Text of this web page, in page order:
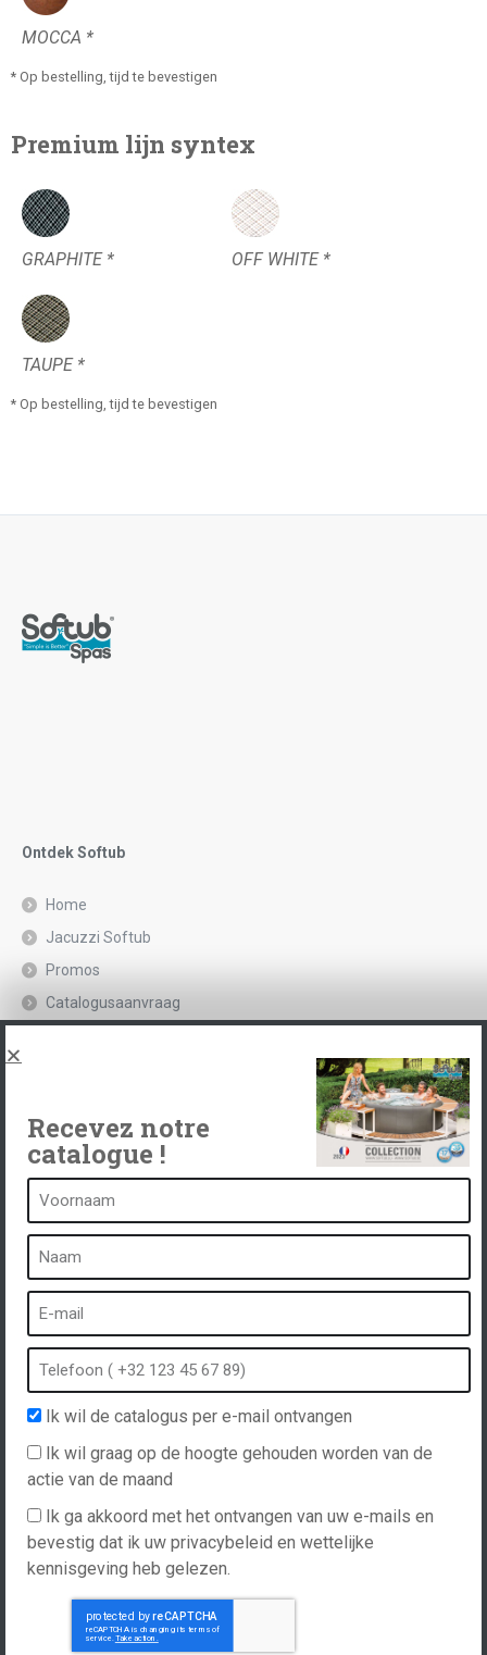
MOCCA *
* Op bestelling, tijd te bevestigen
Premium lijn syntex
GRAPHITE * OFF WHITE *
TAUPE *
* Op bestelling, tijd te bevestigen
Ontdek Softub
Home
Jacuzzi Softub
Promos
Catalogusaanvraag
Een kuuroord is...
Wat is een kuuroord?
Bubbelbad
Buiten spa
Spa in de winter
Ingebouwde spa
Spa en hydrotherapie
Website gemaakt door
Recevez notre
catalogue !
Ik wil de catalogus per e-mail ontvangen
Ik wil graag op de hoogte gehouden worden van de
actie van de maand
Ik ga akkoord met het ontvangen van uw e-mails en
bevestig dat ik uw privacybeleid en wettelijke
kennisgeving heb gelezen.